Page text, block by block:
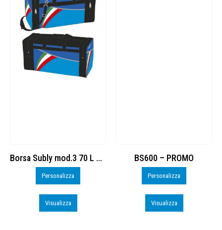
Borsa Subly mod.3 70 L cod. 8374965
Personalizza
Visualizza
BS600 – PROMO
Personalizza
Visualizza